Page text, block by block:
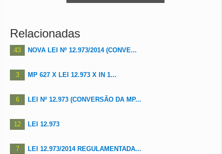
Relacionadas
43 NOVA LEI Nº 12.973/2014 (CONVE...
3 MP 627 X LEI 12.973 X IN 1...
6 LEI Nº 12.973 (CONVERSÃO DA MP...
12 LEI 12.973
7 LEI 12.973/2014 REGULAMENTADA...